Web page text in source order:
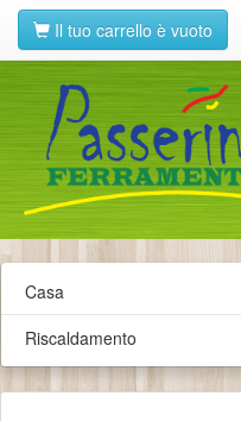
Il tuo carrello è vuoto
Casa
Riscaldamento